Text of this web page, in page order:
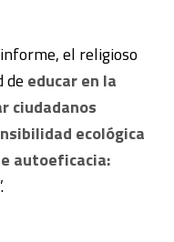
el religioso
de educar en la
ciudadanos
ecológica
autoeficacia: